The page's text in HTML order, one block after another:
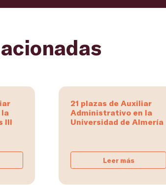
III
21 plazas de Auxiliar
Administrativo en la
Universidad de Almería
Leer más